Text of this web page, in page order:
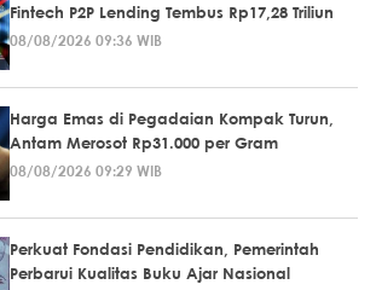
Fintech P2P Lending Tembus Rp17,28 Triliun
08/08/2026 09:36 WIB
Harga Emas di Pegadaian Kompak Turun,
Antam Merosot Rp31.000 per Gram
08/08/2026 09:29 WIB
Perkuat Fondasi Pendidikan, Pemerintah
Perbarui Kualitas Buku Ajar Nasional